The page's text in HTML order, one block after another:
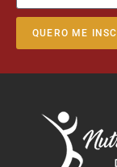
QUERO ME